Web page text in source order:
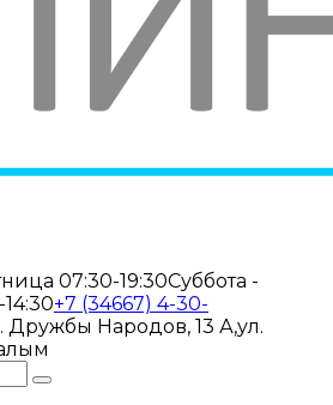
07:30-19:30Суббота -
+7 (34667) 4-30-
Дружбы Народов, 13 А,ул.